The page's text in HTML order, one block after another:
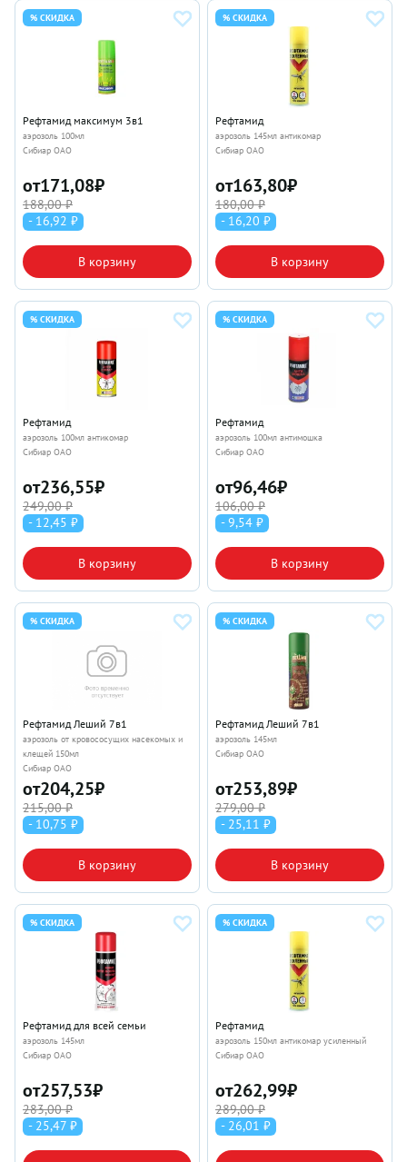
% СКИДКА
Рефтамид максимум 3в1
аэрозоль 100мл
Сибиар ОАО
от171,08₽
188,00 ₽
- 16,92 ₽
В корзину
% СКИДКА
Рефтамид
аэрозоль 145мл антикомар
Сибиар ОАО
от163,80₽
180,00 ₽
- 16,20 ₽
В корзину
% СКИДКА
Рефтамид
аэрозоль 100мл антикомар
Сибиар ОАО
от236,55₽
249,00 ₽
- 12,45 ₽
В корзину
% СКИДКА
Рефтамид
аэрозоль 100мл антимошка
Сибиар ОАО
от96,46₽
106,00 ₽
- 9,54 ₽
В корзину
% СКИДКА
Рефтамид Леший 7в1
аэрозоль от кровососущих насекомых и
клещей 150мл
Сибиар ОАО
от204,25₽
215,00 ₽
- 10,75 ₽
В корзину
% СКИДКА
Рефтамид Леший 7в1
аэрозоль 145мл
Сибиар ОАО
от253,89₽
279,00 ₽
- 25,11 ₽
В корзину
% СКИДКА
Рефтамид для всей семьи
аэрозоль 145мл
Сибиар ОАО
от257,53₽
283,00 ₽
- 25,47 ₽
% СКИДКА
Рефтамид
аэрозоль 150мл антикомар усиленный
Сибиар ОАО
от262,99₽
289,00 ₽
- 26,01 ₽